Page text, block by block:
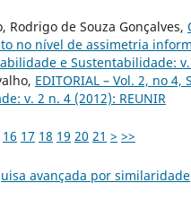
de Souza Gonçalves,
no nível de assimetria
e Sustentabilidade: v.
EDITORIAL – Vol. 2, no 4,
v. 2 n. 4 (2012): REUNIR
16 17 18 19 20 21 > >>
avançada por similaridade